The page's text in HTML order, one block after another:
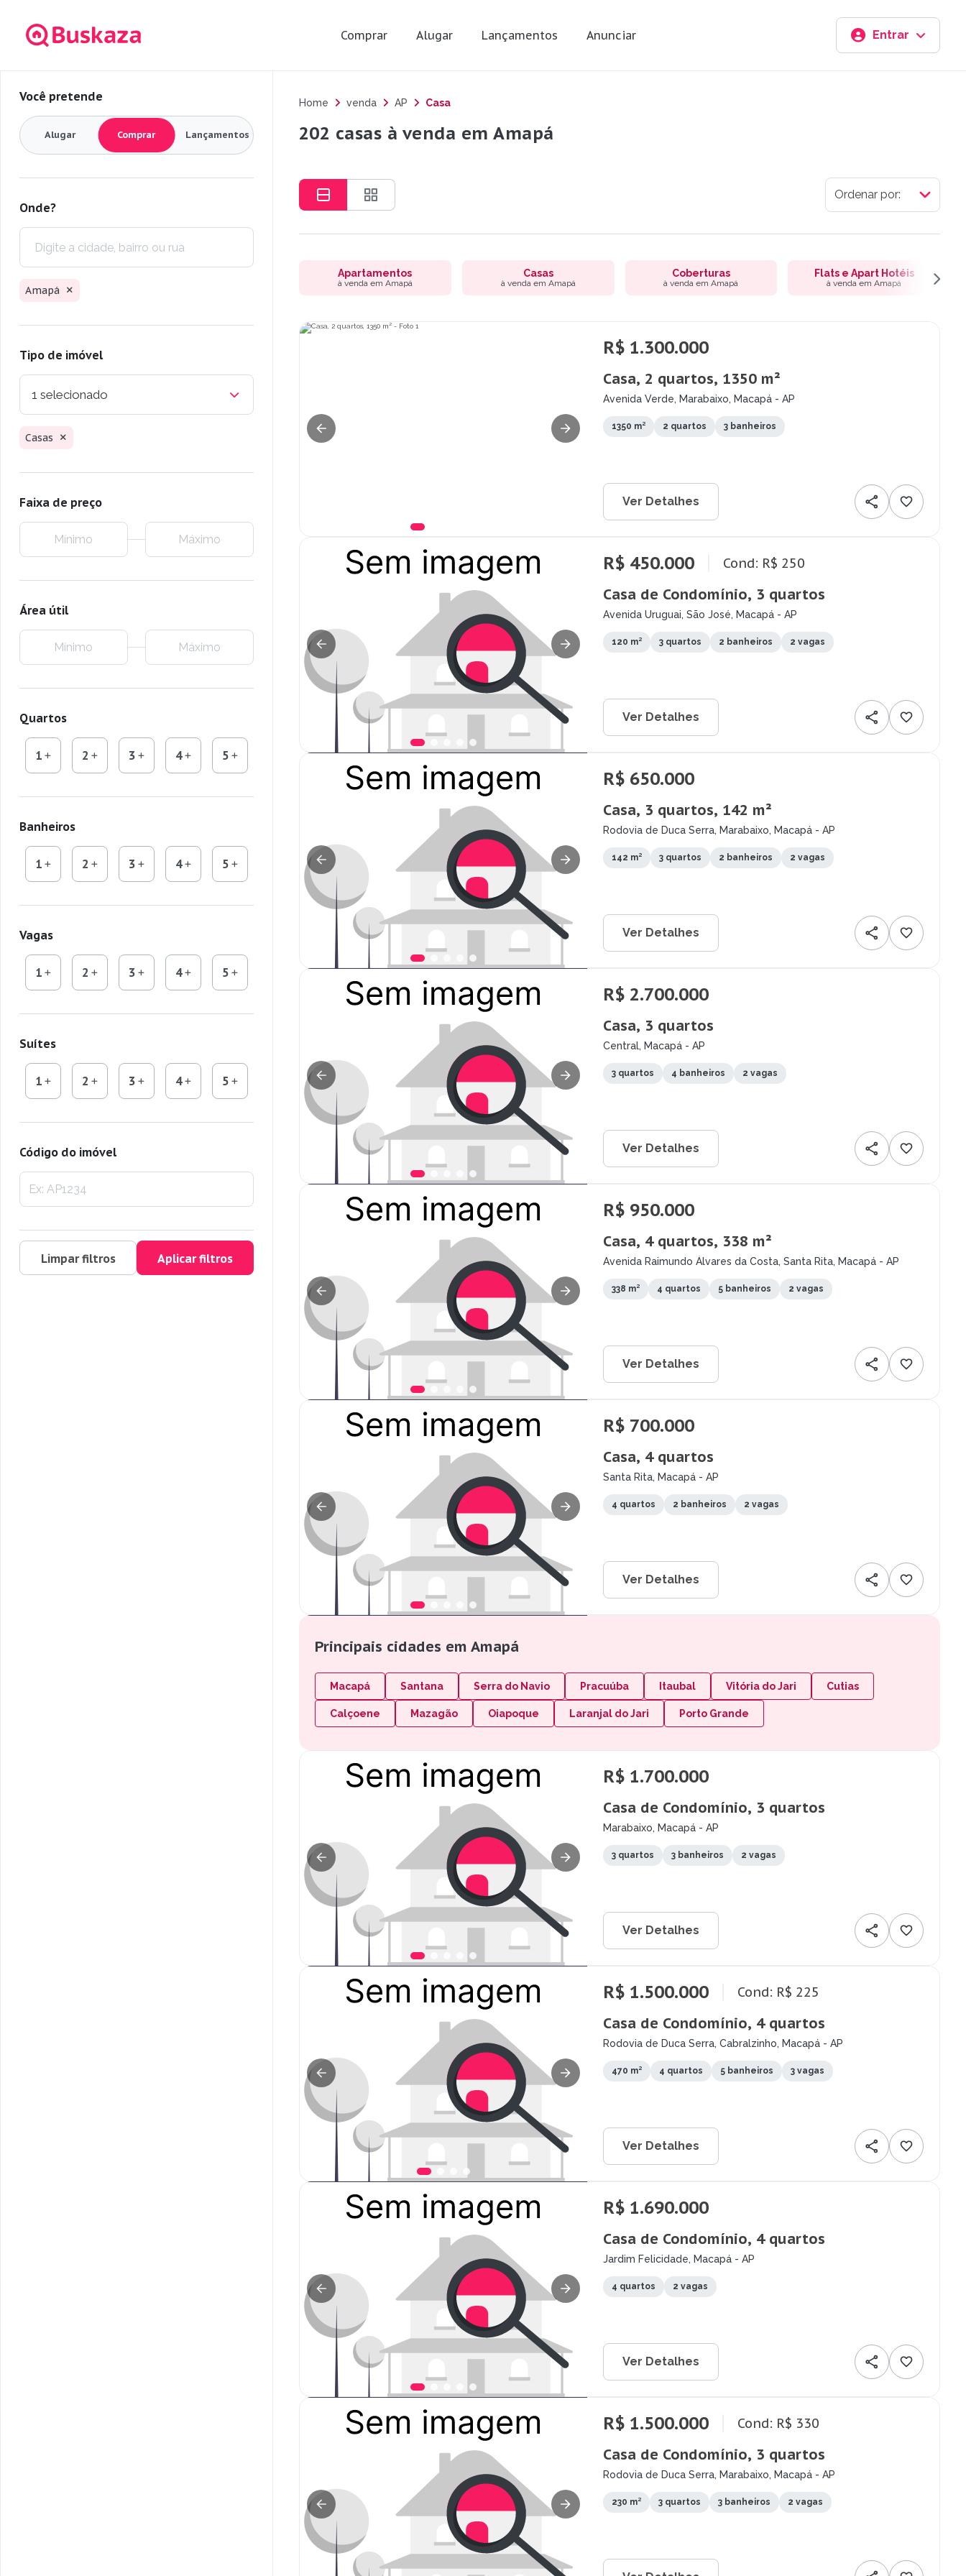
Comprar Alugar Lançamentos Anunciar Entrar
Você pretende
Alugar Comprar Lançamentos
Onde?
Amapá
Tipo de imóvel
1 selecionado
Casas
Faixa de preço
Área útil
Quartos
1 2 3 4 5
Banheiros
1 2 3 4 5
Vagas
1 2 3 4 5
Suítes
1 2 3 4 5
Código do imóvel
Limpar filtros Aplicar filtros
Home venda AP Casa
202 casas à venda em Amapá
Apartamentos
à venda em Amapá
Casas
à venda em Amapá
Coberturas
à venda em Amapá
Flats e Apart Hotéis
à venda em Amapá
R$ 1.300.000
Casa, 2 quartos, 1350 m²
Avenida Verde, Marabaixo, Macapá - AP
1350 m² 2 quartos 3 banheiros
Ver Detalhes
R$ 450.000 Cond: R$ 250
Casa de Condomínio, 3 quartos
Avenida Uruguai, São José, Macapá - AP
120 m² 3 quartos 2 banheiros 2 vagas
Ver Detalhes
R$ 650.000
Casa, 3 quartos, 142 m²
Rodovia de Duca Serra, Marabaixo, Macapá - AP
142 m² 3 quartos 2 banheiros 2 vagas
Ver Detalhes
R$ 2.700.000
Casa, 3 quartos
Central, Macapá - AP
3 quartos 4 banheiros 2 vagas
Ver Detalhes
R$ 950.000
Casa, 4 quartos, 338 m²
Avenida Raimundo Álvares da Costa, Santa Rita, Macapá - AP
338 m² 4 quartos 5 banheiros 2 vagas
Ver Detalhes
R$ 700.000
Casa, 4 quartos
Santa Rita, Macapá - AP
4 quartos 2 banheiros 2 vagas
Ver Detalhes
Principais cidades em Amapá
Macapá Santana Serra do Navio Pracuúba Itaubal Vitória do Jari Cutias
Calçoene Mazagão Oiapoque Laranjal do Jari Porto Grande
R$ 1.700.000
Casa de Condomínio, 3 quartos
Marabaixo, Macapá - AP
3 quartos 3 banheiros 2 vagas
Ver Detalhes
R$ 1.500.000 Cond: R$ 225
Casa de Condomínio, 4 quartos
Rodovia de Duca Serra, Cabralzinho, Macapá - AP
470 m² 4 quartos 5 banheiros 3 vagas
Ver Detalhes
R$ 1.690.000
Casa de Condomínio, 4 quartos
Jardim Felicidade, Macapá - AP
4 quartos 2 vagas
Ver Detalhes
R$ 1.500.000 Cond: R$ 330
Casa de Condomínio, 3 quartos
Rodovia de Duca Serra, Marabaixo, Macapá - AP
230 m² 3 quartos 3 banheiros 2 vagas